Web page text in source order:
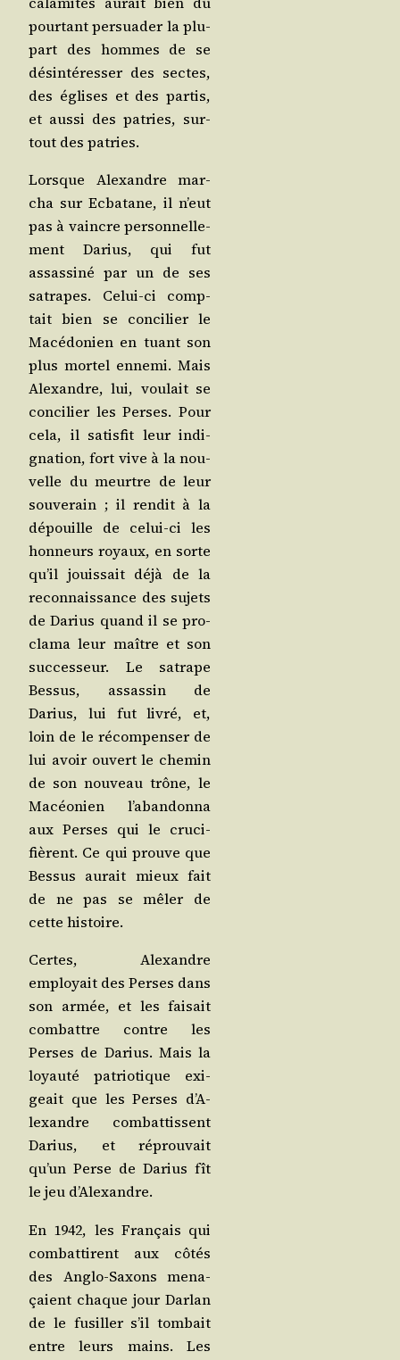
pour­tant per­sua­der la plu­
part des hommes de se
dés­in­té­res­ser des sectes,
des églises et des par­tis,
et aus­si des patries, sur­
tout des patries.
Lorsque Alexandre mar­
cha sur Ecba­tane, il n’eut
pas à vaincre per­son­nel­le­
ment Darius, qui fut
assas­si­né par un de ses
satrapes. Celui-ci comp­
tait bien se conci­lier le
Macé­do­nien en tuant son
plus mor­tel enne­mi. Mais
Alexandre, lui, vou­lait se
conci­lier les Perses. Pour
cela, il satis­fit leur indi­
gna­tion, fort vive à la nou­
velle du meurtre de leur
sou­ve­rain ; il ren­dit à la
dépouille de celui-ci les
hon­neurs royaux, en sorte
qu’il jouis­sait déjà de la
recon­nais­sance des sujets
de Darius quand il se pro­
cla­ma leur maître et son
suc­ces­seur. Le satrape
Bes­sus, assas­sin de
Darius, lui fut livré, et,
loin de le récom­pen­ser de
lui avoir ouvert le che­min
de son nou­veau trône, le
Macéo­nien l’a­ban­don­na
aux Perses qui le cru­ci­
fièrent. Ce qui prouve que
Bes­sus aurait mieux fait
de ne pas se mêler de
cette histoire.
Certes, Alexandre
employait des Perses dans
son armée, et les fai­sait
com­battre contre les
Perses de Darius. Mais la
loyau­té patrio­tique exi­
geait que les Perses d’A­
lexandre com­bat­tissent
Darius, et réprou­vait
qu’un Perse de Darius fît
le jeu d’Alexandre.
En 1942, les Fran­çais qui
com­bat­tirent aux côtés
des Anglo-Saxons mena­
çaient chaque jour Dar­lan
de le fusiller s’il tom­bait
entre leurs mains. Les